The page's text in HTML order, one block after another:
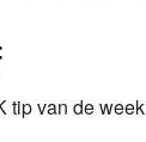
tip van de